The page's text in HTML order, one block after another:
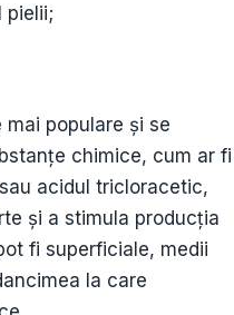
pielii;
populare și se
chimice, cum ar fi
acidul tricloracetic,
și a stimula producția
fi superficiale, medii
la care